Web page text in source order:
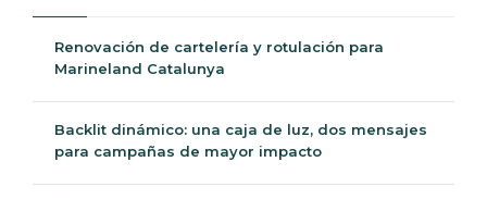
Renovación de cartelería y rotulación para
Marineland Catalunya